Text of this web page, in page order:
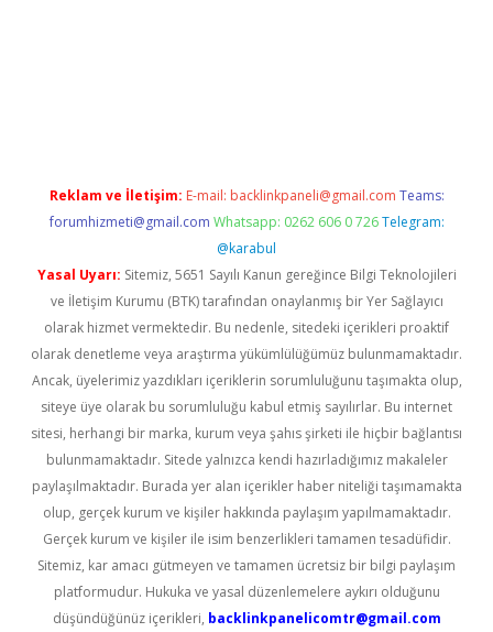
Reklam ve İletişim: E-mail: backlinkpaneli@gmail.com Teams:
forumhizmeti@gmail.com Whatsapp: 0262 606 0 726 Telegram:
@karabul
Yasal Uyarı: Sitemiz, 5651 Sayılı Kanun gereğince Bilgi Teknolojileri
ve İletişim Kurumu (BTK) tarafından onaylanmış bir Yer Sağlayıcı
olarak hizmet vermektedir. Bu nedenle, sitedeki içerikleri proaktif
olarak denetleme veya araştırma yükümlülüğümüz bulunmamaktadır.
Ancak, üyelerimiz yazdıkları içeriklerin sorumluluğunu taşımakta olup,
siteye üye olarak bu sorumluluğu kabul etmiş sayılırlar. Bu internet
sitesi, herhangi bir marka, kurum veya şahıs şirketi ile hiçbir bağlantısı
bulunmamaktadır. Sitede yalnızca kendi hazırladığımız makaleler
paylaşılmaktadır. Burada yer alan içerikler haber niteliği taşımamakta
olup, gerçek kurum ve kişiler hakkında paylaşım yapılmamaktadır.
Gerçek kurum ve kişiler ile isim benzerlikleri tamamen tesadüfidir.
Sitemiz, kar amacı gütmeyen ve tamamen ücretsiz bir bilgi paylaşım
platformudur. Hukuka ve yasal düzenlemelere aykırı olduğunu
düşündüğünüz içerikleri, backlinkpanelicomtr@gmail.com